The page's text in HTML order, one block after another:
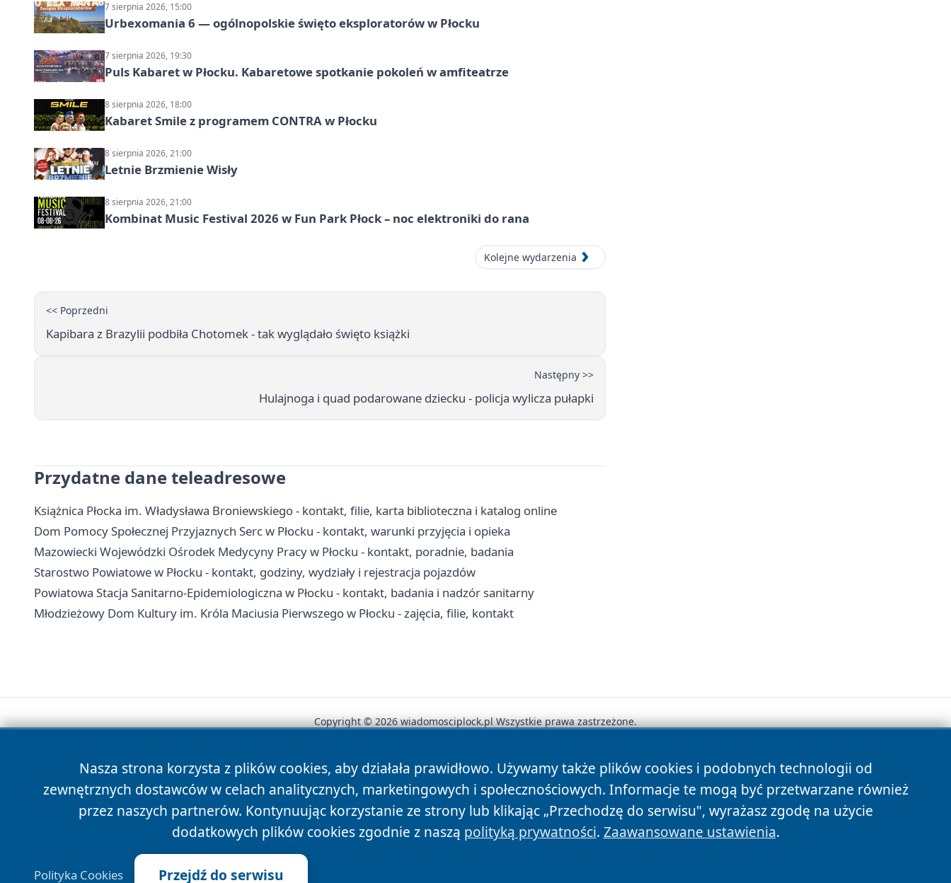
7 sierpnia 2026, 15:00
Urbexomania 6 — ogólnopolskie święto eksploratorów w Płocku
7 sierpnia 2026, 19:30
Puls Kabaret w Płocku. Kabaretowe spotkanie pokoleń w amfiteatrze
8 sierpnia 2026, 18:00
Kabaret Smile z programem CONTRA w Płocku
8 sierpnia 2026, 21:00
Letnie Brzmienie Wisły
8 sierpnia 2026, 21:00
Kombinat Music Festival 2026 w Fun Park Płock – noc elektroniki do rana
Kolejne wydarzenia
<< Poprzedni
Kapibara z Brazylii podbiła Chotomek - tak wyglądało święto książki
Następny >>
Hulajnoga i quad podarowane dziecku - policja wylicza pułapki
Przydatne dane teleadresowe
Książnica Płocka im. Władysława Broniewskiego - kontakt, filie, karta biblioteczna i katalog online
Dom Pomocy Społecznej Przyjaznych Serc w Płocku - kontakt, warunki przyjęcia i opieka
Mazowiecki Wojewódzki Ośrodek Medycyny Pracy w Płocku - kontakt, poradnie, badania
Starostwo Powiatowe w Płocku - kontakt, godziny, wydziały i rejestracja pojazdów
Powiatowa Stacja Sanitarno-Epidemiologiczna w Płocku - kontakt, badania i nadzór sanitarny
Młodzieżowy Dom Kultury im. Króla Maciusia Pierwszego w Płocku - zajęcia, filie, kontakt
Nasza strona korzysta z plików cookies, aby działała prawidłowo. Używamy także plików cookies i podobnych technologii od
zewnętrznych dostawców w celach analitycznych, marketingowych i społecznościowych. Informacje te mogą być przetwarzane również
przez naszych partnerów. Kontynuując korzystanie ze strony lub klikając „Przechodzę do serwisu", wyrażasz zgodę na użycie
dodatkowych plików cookies zgodnie z naszą polityką prywatności. Zaawansowane ustawienia.
Polityka Cookies Przejdź do serwisu
Copyright © 2026 wiadomosciplock.pl Wszystkie prawa zastrzeżone.
News Autorzy Polityka Prywatności Polityka Cookies